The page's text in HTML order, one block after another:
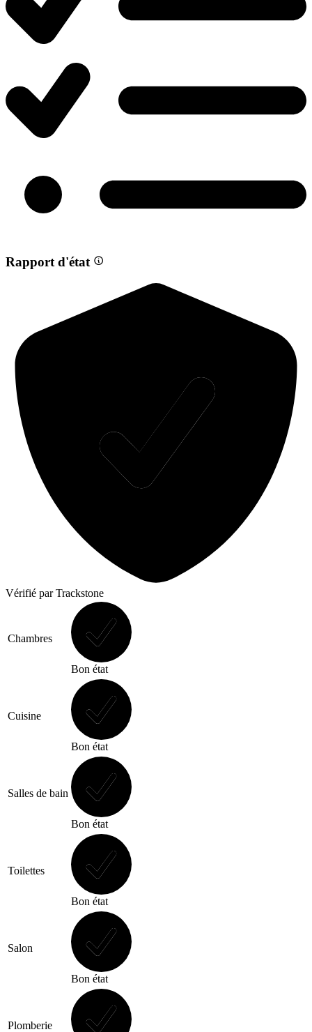
Rapport d'état
Vérifié par Trackstone
Chambres
Bon état
Cuisine
Bon état
Salles de bain
Bon état
Toilettes
Bon état
Salon
Bon état
Plomberie